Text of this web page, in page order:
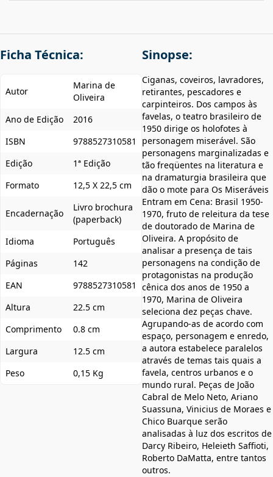
Ficha Técnica:
Autor
Marina de
Oliveira
Ano de Edição
2016
ISBN
9788527310581
Edição
1ª Edição
Formato
12,5 X 22,5 cm
Encadernação
Livro brochura
(paperback)
Idioma
Português
Páginas
142
EAN
9788527310581
Altura
22.5 cm
Comprimento
0.8 cm
Largura
12.5 cm
Peso
0,15 Kg
Sinopse:
Ciganas, coveiros, lavradores,
retirantes, pescadores e
carpinteiros. Dos campos às
favelas, o teatro brasileiro de
1950 dirige os holofotes à
personagem miserável. São
personagens marginalizadas e
tão freqüentes na literatura e
na dramaturgia brasileira que
dão o mote para Os Miseráveis
Entram em Cena: Brasil 1950-
1970, fruto de releitura da tese
de doutorado de Marina de
Oliveira. A propósito de
analisar a presença de tais
personagens na condição de
protagonistas na produção
cênica dos anos de 1950 a
1970, Marina de Oliveira
seleciona dez peças chave.
Agrupando-as de acordo com
espaço, personagem e enredo,
a autora estabelece paralelos
através de temas tais quais a
favela, centros urbanos e o
mundo rural. Peças de João
Cabral de Melo Neto, Ariano
Suassuna, Vinicius de Moraes e
Chico Buarque serão
analisadas à luz dos escritos de
Darcy Ribeiro, Heleieth Saffioti,
Roberto DaMatta, entre tantos
outros.